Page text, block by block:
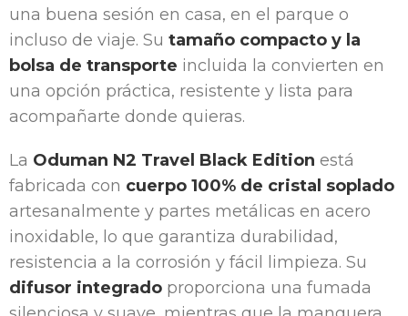
una buena sesión en casa, en el parque o
incluso de viaje. Su tamaño compacto y la
bolsa de transporte incluida la convierten en
una opción práctica, resistente y lista para
acompañarte donde quieras.
La Oduman N2 Travel Black Edition está
fabricada con cuerpo 100% de cristal soplado
artesanalmente y partes metálicas en acero
inoxidable, lo que garantiza durabilidad,
resistencia a la corrosión y fácil limpieza. Su
difusor integrado proporciona una fumada